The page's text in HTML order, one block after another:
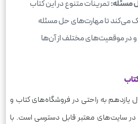
مسئله:تمرینات متنوع در این کتاب
می‌کند تا مهارت‌های حل مسئله
و در موقعیت‌های مختلف از آن‌ها
یازدهم به راحتی در فروشگاه‌های کتاب و
سایت‌های معتبر قابل دسترسی است. با